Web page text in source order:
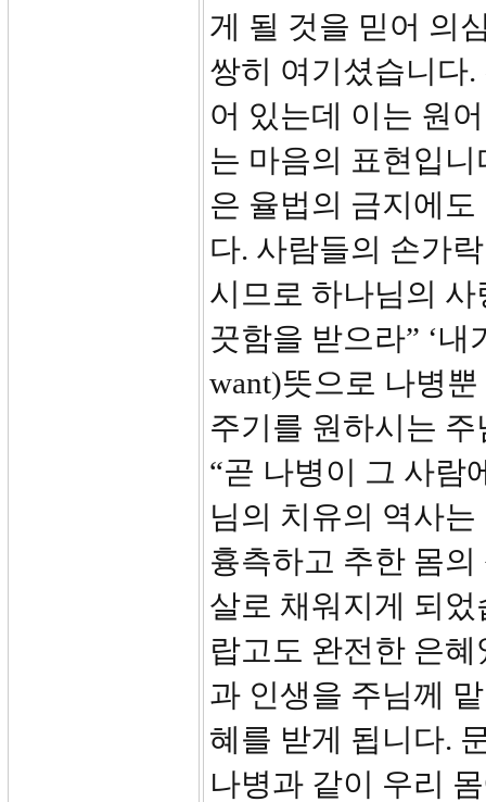
게 될 것을 믿어 의
쌍히 여기셨습니다.
어 있는데 이는 원
는 마음의 표현입
은 율법의 금지에
다. 사람들의 손가
시므로 하나님의
끗함을 받으라” ‘
want)뜻으로 나병
주기를 원하시는
“곧 나병이 그 사람
님의 치유의 역사
흉측하고 추한 몸
살로 채워지게 되
랍고도 완전한 은
과 인생을 주님께
혜를 받게 됩니다.
나병과 같이 우리